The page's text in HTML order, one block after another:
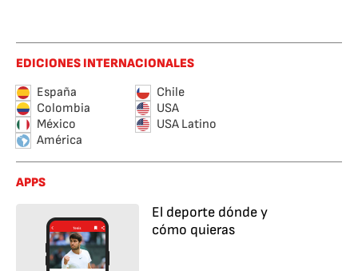
EDICIONES INTERNACIONALES
España
Chile
Colombia
USA
México
USA Latino
América
APPS
El deporte dónde y
cómo quieras